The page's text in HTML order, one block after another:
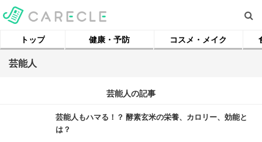
トップ 健康・予防 コスメ・メイク
芸能人
芸能人の記事
芸能人もハマる！？ 酵素玄米の栄養、カロリー、効能と
は？